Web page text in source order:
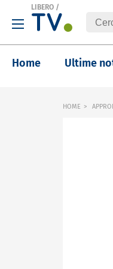
LIBERO /
Home Ultime
HOME